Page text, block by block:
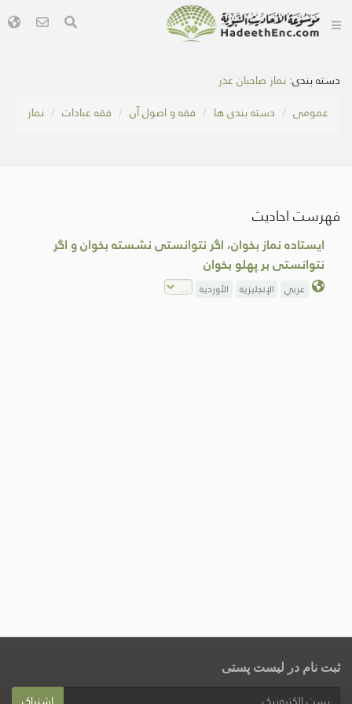
دسته بندی: نماز صاحبان عذر
عمومی
دسته بندی ها فقه و اصول آن فقه عبادات نماز
فهرست احادیث
ایستاده نماز بخوان، اگر نتوانستی نشسته بخوان و اگر
نتوانستی بر پهلو بخوان
عربي الإنجليزية الأوردية
ثبت نام در لیست پستی